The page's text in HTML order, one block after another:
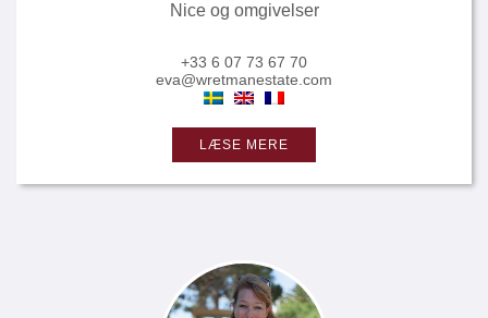
Nice og omgivelser
+33 6 07 73 67 70
eva@wretmanestate.com
LÆSE MERE